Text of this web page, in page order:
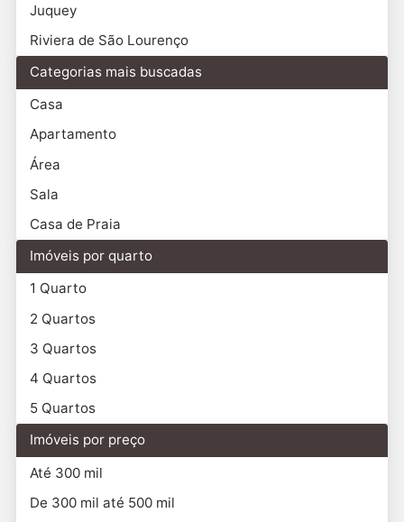
Juquey
Riviera de São Lourenço
Categorias mais buscadas
Casa
Apartamento
Área
Sala
Casa de Praia
Imóveis por quarto
1 Quarto
2 Quartos
3 Quartos
4 Quartos
5 Quartos
Imóveis por preço
Até 300 mil
De 300 mil até 500 mil